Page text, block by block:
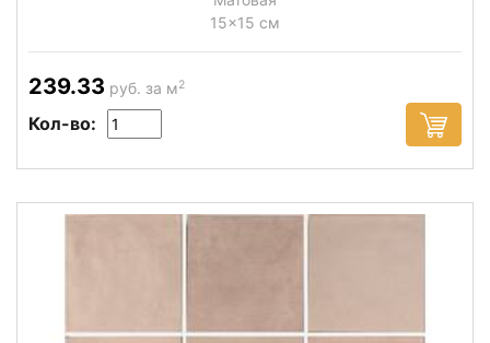
15x15 см
239.33 руб. за м2
Кол-во: